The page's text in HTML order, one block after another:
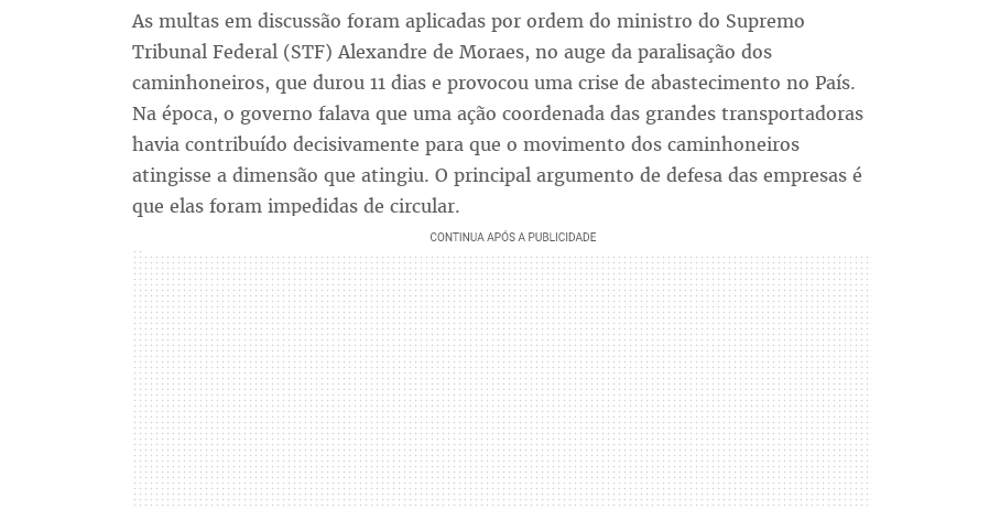
As multas em discussão foram aplicadas por ordem do ministro do Supremo
Tribunal Federal (STF) Alexandre de Moraes, no auge da paralisação dos
caminhoneiros, que durou 11 dias e provocou uma crise de abastecimento no País.
Na época, o governo falava que uma ação coordenada das grandes transportadoras
havia contribuído decisivamente para que o movimento dos caminhoneiros
atingisse a dimensão que atingiu. O principal argumento de defesa das empresas é
que elas foram impedidas de circular.